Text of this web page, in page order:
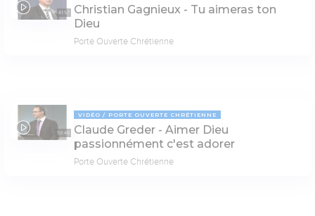
41:57
Christian Gagnieux - Tu aimeras ton
Dieu
Porte Ouverte Chrétienne
53:48
VIDÉO PORTE OUVERTE CHRÉTIENNE
Claude Greder - Aimer Dieu
passionnément c'est adorer
Porte Ouverte Chrétienne